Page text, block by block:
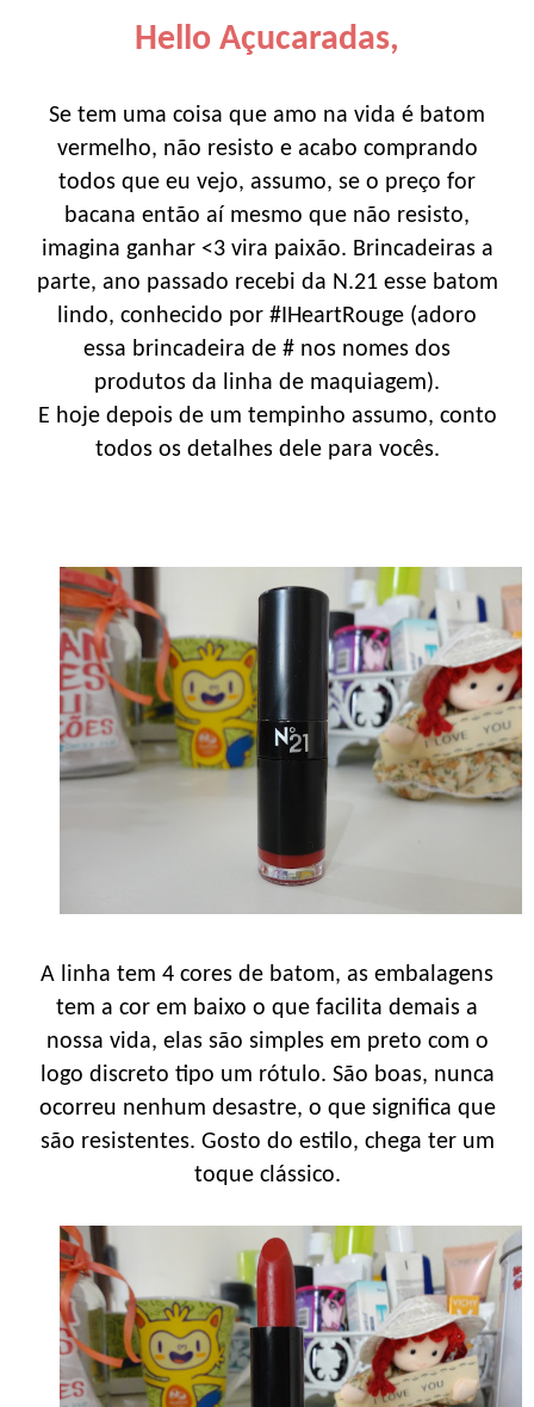
Hello Açucaradas,
Se tem uma coisa que amo na vida é batom
vermelho, não resisto e acabo comprando
todos que eu vejo, assumo, se o preço for
bacana então aí mesmo que não resisto,
imagina ganhar <3 vira paixão. Brincadeiras a
parte, ano passado recebi da N.21 esse batom
lindo, conhecido por #IHeartRouge (adoro
essa brincadeira de # nos nomes dos
produtos da linha de maquiagem).
E hoje depois de um tempinho assumo, conto
todos os detalhes dele para vocês.
A linha tem 4 cores de batom, as embalagens
tem a cor em baixo o que facilita demais a
nossa vida, elas são simples em preto com o
logo discreto tipo um rótulo. São boas, nunca
ocorreu nenhum desastre, o que significa que
são resistentes. Gosto do estilo, chega ter um
toque clássico.